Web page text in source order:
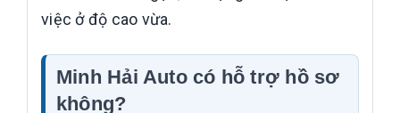
việc ở độ cao vừa.
Minh Hải Auto có hỗ trợ hồ sơ
không?